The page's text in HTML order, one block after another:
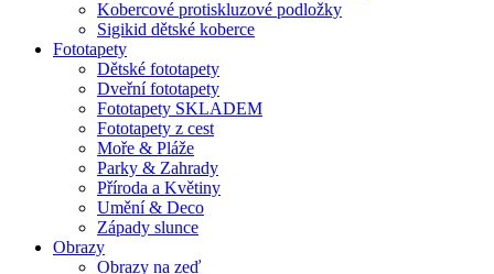
Kobercové protiskluzové podložky
Sigikid dětské koberce
Fototapety
Dětské fototapety
Dveřní fototapety
Fototapety SKLADEM
Fototapety z cest
Moře & Pláže
Parky & Zahrady
Příroda a Květiny
Umění & Deco
Západy slunce
Obrazy
Obrazy na zeď